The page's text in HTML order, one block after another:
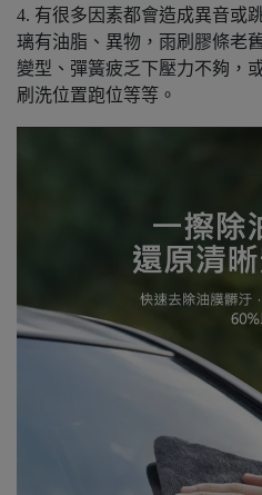
4. 有很多因素都會造成異音或
璃有油脂、異物，雨刷膠條老
變型、彈簧疲乏下壓力不夠，
刷洗位置跑位等等。